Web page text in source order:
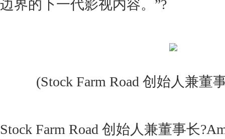
边界的下一代影视内容。”?
(Stock Farm Road 创始人兼董
Stock Farm Road 创始人兼董事长